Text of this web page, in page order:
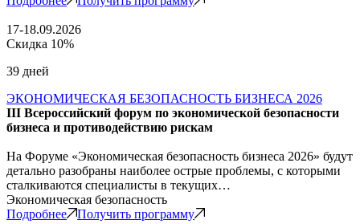
17-18.09.2026
Скидка 10%
39 дней
ЭКОНОМИЧЕСКАЯ БЕЗОПАСНОСТЬ БИЗНЕСА 2026
III Всероссийский форум по экономической безопасности
бизнеса и противодействию рискам
На Форуме «Экономическая безопасность бизнеса 2026» будут
детально разобраны наиболее острые проблемы, с которыми
сталкиваются специалисты в текущих…
Экономическая безопасность
Подробнее
Получить программу